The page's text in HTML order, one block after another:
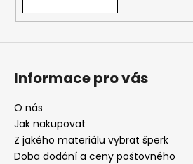
Informace pro vás
O nás
Jak nakupovat
Z jakého materiálu vybrat šperk
Doba dodání a ceny poštovného